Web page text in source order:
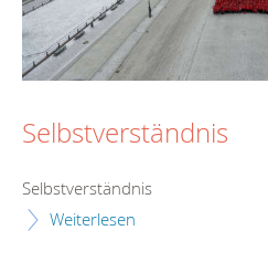
Selbstverständnis
Selbstverständnis
Weiterlesen